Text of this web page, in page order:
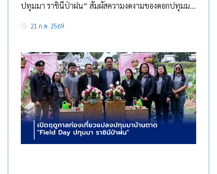
ปทุมมา ราชินีป่าฝน” สัมผัสความงดงามของดอกปทุมมา
21 ก.ค. 2569